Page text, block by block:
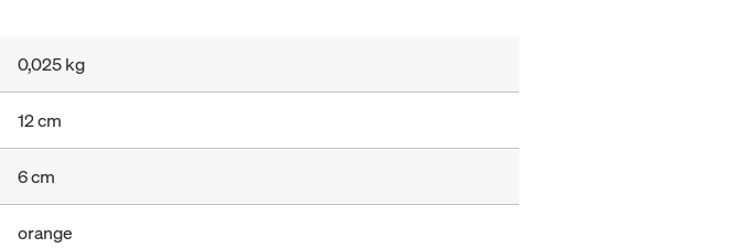
0,025 kg
12 cm
6 cm
orange